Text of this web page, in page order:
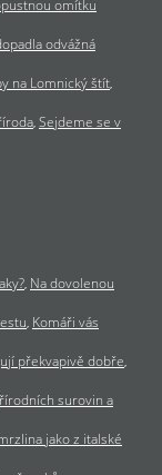
omítku
odvážná
na Lomnický štít
Sejdeme se v
Na dovolenou
Komáři vás
překvapivě dobře
surovin a
jako z italské